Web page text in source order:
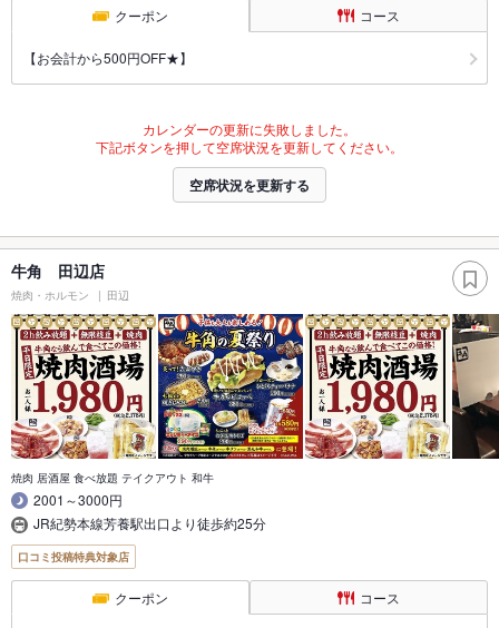
クーポン コース
【お会計から500円OFF★】
カレンダーの更新に失敗しました。
下記ボタンを押して空席状況を更新してください。
空席状況を更新する
牛角 田辺店
焼肉・ホルモン 田辺
焼肉 居酒屋 食べ放題 テイクアウト 和牛
2001～3000円
JR紀勢本線芳養駅出口より徒歩約25分
口コミ投稿特典対象店
クーポン コース